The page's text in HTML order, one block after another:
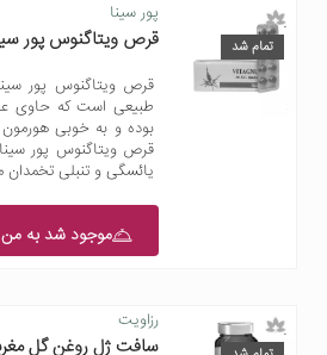
تمام شد
پور سینا
قرص ویتاگنوس پور سینا 30
قرص ویتاگنوس پور
طبیعی است که حاوی
بوده و به خوبی هورمون
قرص ویتاگنوس پور سینا
یائسگی و تنبلی
موجود شد به من
رزاویت